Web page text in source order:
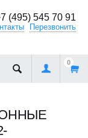
(495) 545 70 91
Перезвонить
0